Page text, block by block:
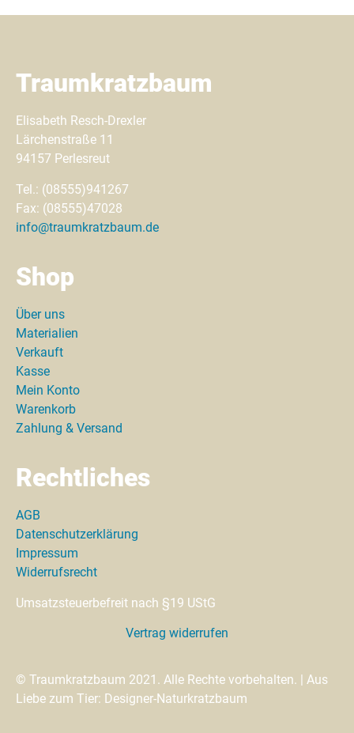
Traumkratzbaum
Elisabeth Resch-Drexler
Lärchenstraße 11
94157 Perlesreut
Tel.: (08555)941267
Fax: (08555)47028
info@traumkratzbaum.de
Shop
Über uns
Materialien
Verkauft
Kasse
Mein Konto
Warenkorb
Zahlung & Versand
Rechtliches
AGB
Datenschutzerklärung
Impressum
Widerrufsrecht
Umsatzsteuerbefreit nach §19 UStG
Vertrag widerrufen
© Traumkratzbaum 2021. Alle Rechte vorbehalten. | Aus
Liebe zum Tier: Designer-Naturkratzbaum